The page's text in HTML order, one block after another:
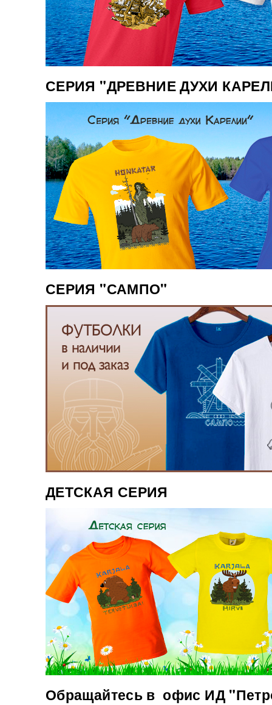
СЕРИЯ "ДРЕВНИЕ ДУХИ
СЕРИЯ "САМПО"
ДЕТСКАЯ СЕРИЯ
Обращайтесь в офис ИД